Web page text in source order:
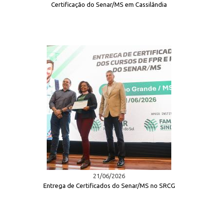
Certificação do Senar/MS em Cassilândia
21/06/2026
Entrega de Certificados do Senar/MS no SRCG